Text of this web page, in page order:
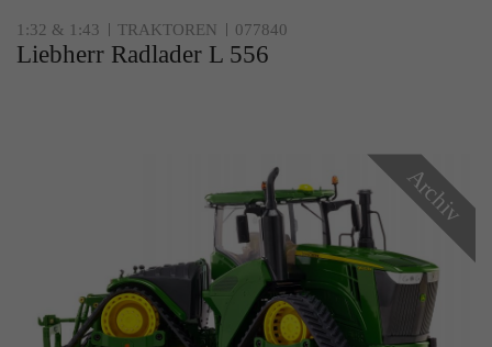
1:32 & 1:43 TRAKTOREN 077840
Liebherr Radlader L 556
Archiv